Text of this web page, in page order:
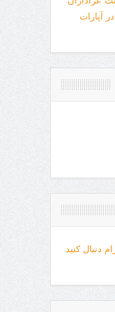
آپارات
دنبال کنید